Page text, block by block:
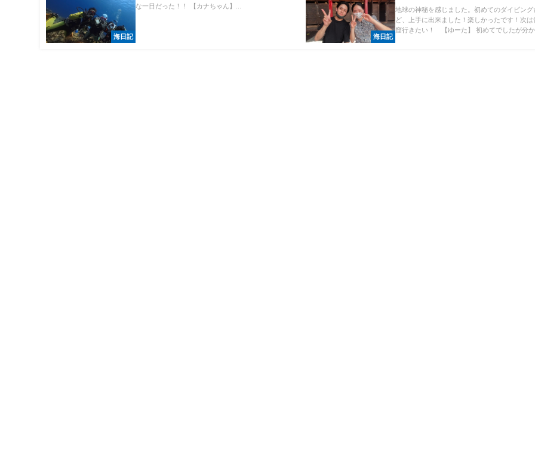
海日記
な一日だった！！ 【カナちゃん】...
海日記
地球の神秘を感じました。初めてのダイビング
ど、上手に出来ました！楽しかったです！次は
窟行きたい！ 【ゆーた】 初めてでしたが分か